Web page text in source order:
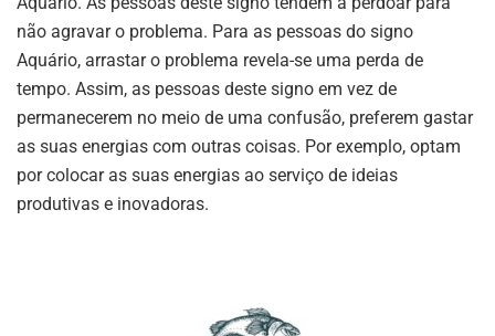
não agravar o problema. Para as pessoas do signo
Aquário, arrastar o problema revela-se uma perda de
tempo. Assim, as pessoas deste signo em vez de
permanecerem no meio de uma confusão, preferem gastar
as suas energias com outras coisas. Por exemplo, optam
por colocar as suas energias ao serviço de ideias
produtivas e inovadoras.